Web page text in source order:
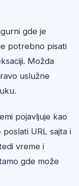
gde je
potrebno pisati
Možda
uslužne
pojavljuje kao
URL sajta i
vreme i
gde može